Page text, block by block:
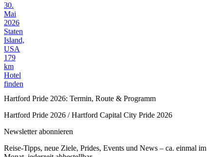
30.
Mai
2026
Staten
Island,
USA
179
km
Hotel
finden
Hartford Pride 2026: Termin, Route & Programm
Hartford Pride 2026 / Hartford Capital City Pride 2026
Newsletter abonnieren
Reise-Tipps, neue Ziele, Prides, Events und News – ca. einmal im